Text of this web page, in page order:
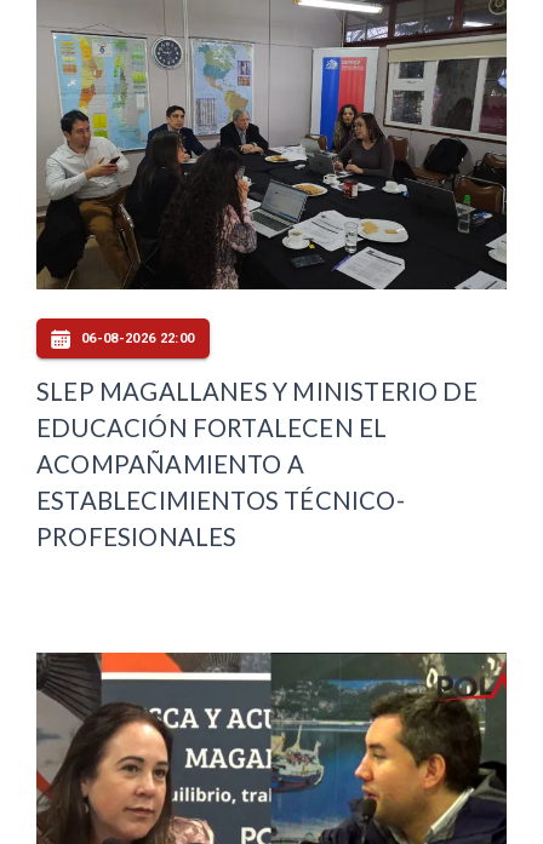
06-08-2026 22:00
SLEP MAGALLANES Y MINISTERIO DE
EDUCACIÓN FORTALECEN EL
ACOMPAÑAMIENTO A
ESTABLECIMIENTOS TÉCNICO-
PROFESIONALES